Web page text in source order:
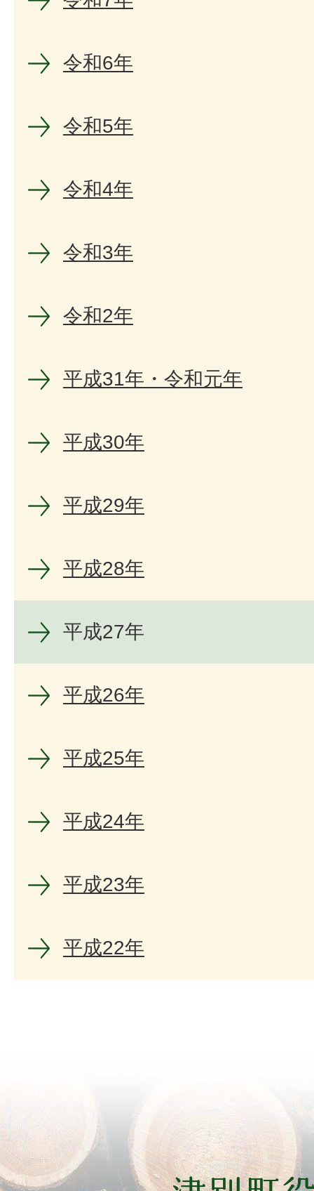
令和6年
令和5年
令和4年
令和3年
令和2年
平成31年・令和元年
平成30年
平成29年
平成28年
平成27年
平成26年
平成25年
平成24年
平成23年
平成22年